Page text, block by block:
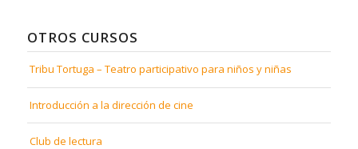
OTROS CURSOS
Tribu Tortuga – Teatro participativo para niños y niñas
Introducción a la dirección de cine
Club de lectura